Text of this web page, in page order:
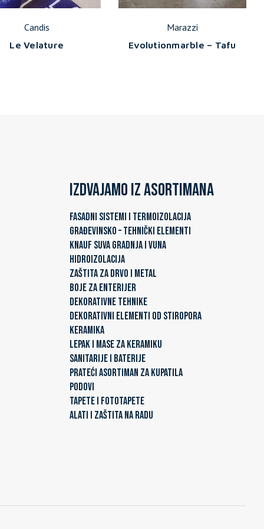
Candis
Le Velature
Marazzi
Evolutionmarble – Tafu
Izdvajamo iz asortimana
FASADNI SISTEMI I TERMOIZOLACIJA
GRAĐEVINSKO – TEHNIČKI ELEMENTI
KNAUF SUVA GRADNJA I VUNA
HIDROIZOLACIJA
ZAŠTITA ZA DRVO I METAL
BOJE ZA ENTERIJER
DEKORATIVNE TEHNIKE
DEKORATIVNI ELEMENTI OD STIROPORA
KERAMIKA
LEPAK I MASE ZA KERAMIKU
SANITARIJE I BATERIJE
PRATEĆI ASORTIMAN ZA KUPATILA
PODOVI
TAPETE I FOTOTAPETE
ALATI I ZAŠTITA NA RADU